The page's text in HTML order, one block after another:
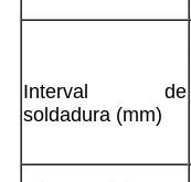
Interval de
soldadura (mm)